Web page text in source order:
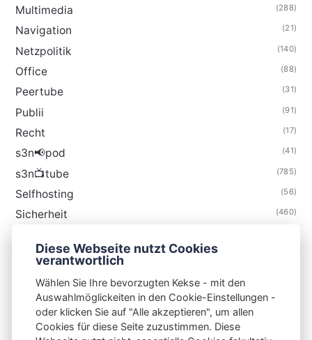
Multimedia (288)
Navigation (21)
Netzpolitik (140)
Office (88)
Peertube (31)
Publii (91)
Recht (17)
s3n📢pod (41)
s3n📺tube (785)
Selfhosting (56)
Sicherheit (460)
Thunderbird
S3N🧩NET
Diese Webseite nutzt Cookies
verantwortlich
Wählen Sie Ihre bevorzugten Kekse - mit den
Auswahlmöglickeiten in den Cookie-Einstellungen -
oder klicken Sie auf "Alle akzeptieren", um allen
Cookies für diese Seite zuzustimmen. Diese